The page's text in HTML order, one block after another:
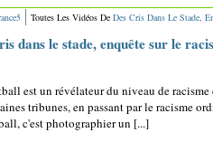
Toutes Les Vidéos De Des Cris Dans Le Stade,
dans le stade, enquête sur le
est un révélateur du niveau de
tribunes, en passant par le racisme
c'est photographier un [...]